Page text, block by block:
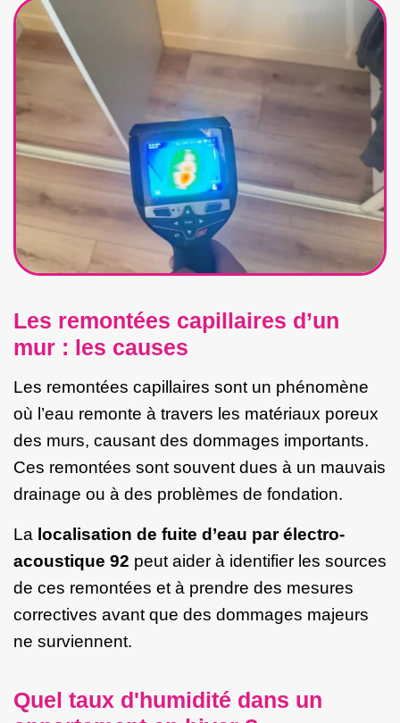
Les remontées capillaires d’un
mur : les causes
Les remontées capillaires sont un phénomène
où l’eau remonte à travers les matériaux poreux
des murs, causant des dommages importants.
Ces remontées sont souvent dues à un mauvais
drainage ou à des problèmes de fondation.
La localisation de fuite d’eau par électro-
acoustique 92 peut aider à identifier les sources
de ces remontées et à prendre des mesures
correctives avant que des dommages majeurs
ne surviennent.
Quel taux d'humidité dans un